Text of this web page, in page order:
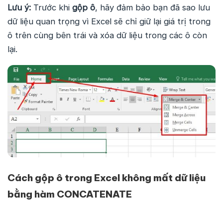
Lưu ý: Trước khi gộp ô, hãy đảm bảo bạn đã sao lưu
dữ liệu quan trọng vì Excel sẽ chỉ giữ lại giá trị trong
ô trên cùng bên trái và xóa dữ liệu trong các ô còn
lại.
Cách gộp ô trong Excel không mất dữ liệu
bằng hàm CONCATENATE